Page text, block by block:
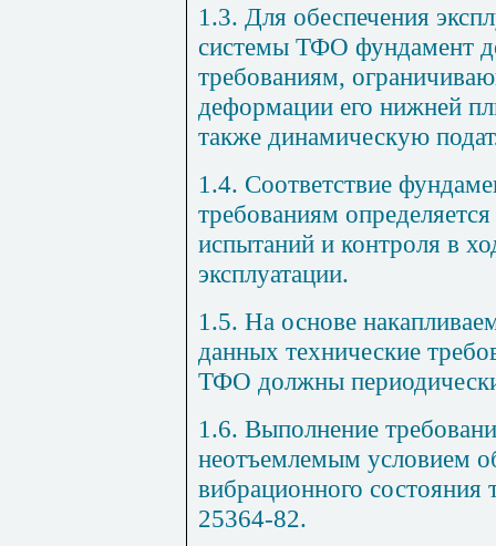
1.3. Для обеспечения
системы ТФО фундамент
требованиям,
деформации его нижней
также динамическую
1.4. Соответствие
требованиям
испытаний и контроля в
эксплуатации.
1.5. На основе
данных технические
ТФО должны
1.6. Выполнение
неотъемлемым условием
вибрационного
25364-82.